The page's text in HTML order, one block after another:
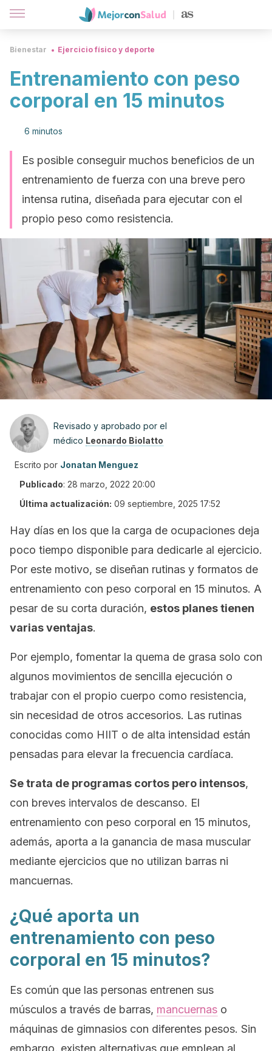
Bienestar Ejercicio físico y deporte
Entrenamiento con peso
corporal en 15 minutos
6 minutos
Es posible conseguir muchos beneficios de un
entrenamiento de fuerza con una breve pero
intensa rutina, diseñada para ejecutar con el
propio peso como resistencia.
Revisado y aprobado por el
médico Leonardo Biolatto
Escrito por Jonatan Menguez
Publicado: 28 marzo, 2022 20:00
Última actualización: 09 septiembre, 2025 17:52
Hay días en los que la carga de ocupaciones deja
poco tiempo disponible para dedicarle al ejercicio.
Por este motivo, se diseñan rutinas y formatos de
entrenamiento con peso corporal en 15 minutos. A
pesar de su corta duración, estos planes tienen
varias ventajas.
Por ejemplo, fomentar la quema de grasa solo con
algunos movimientos de sencilla ejecución o
trabajar con el propio cuerpo como resistencia,
sin necesidad de otros accesorios. Las rutinas
conocidas como HIIT o de alta intensidad están
pensadas para elevar la frecuencia cardíaca.
Se trata de programas cortos pero intensos,
con breves intervalos de descanso. El
entrenamiento con peso corporal en 15 minutos,
además, aporta a la ganancia de masa muscular
mediante ejercicios que no utilizan barras ni
mancuernas.
¿Qué aporta un
entrenamiento con peso
corporal en 15 minutos?
Es común que las personas entrenen sus
músculos a través de barras, mancuernas o
máquinas de gimnasios con diferentes pesos. Sin
embargo, existen alternativas que emplean al